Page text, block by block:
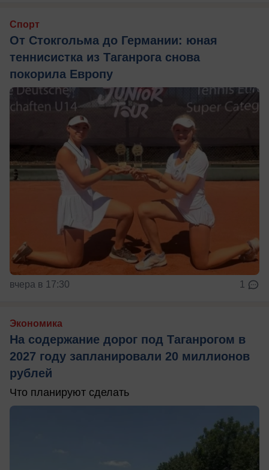
Спорт
От Стокгольма до Германии: юная
теннисистка из Таганрога снова
покорила Европу
вчера в 17:30 1
Экономика
На содержание дорог под Таганрогом в
2027 году запланировали 20 миллионов
рублей
Что планируют сделать